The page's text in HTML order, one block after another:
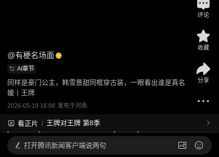
@有梗名场面
AI章节
同样是豪门公主，韩雪景甜同框穿古装，一眼看出谁是真名
媛丨王牌
2026-05-19 16:08 发布于河南
看正片 王牌对王牌 第8季
评论
收藏
分享
打开腾讯新闻客户端说两句